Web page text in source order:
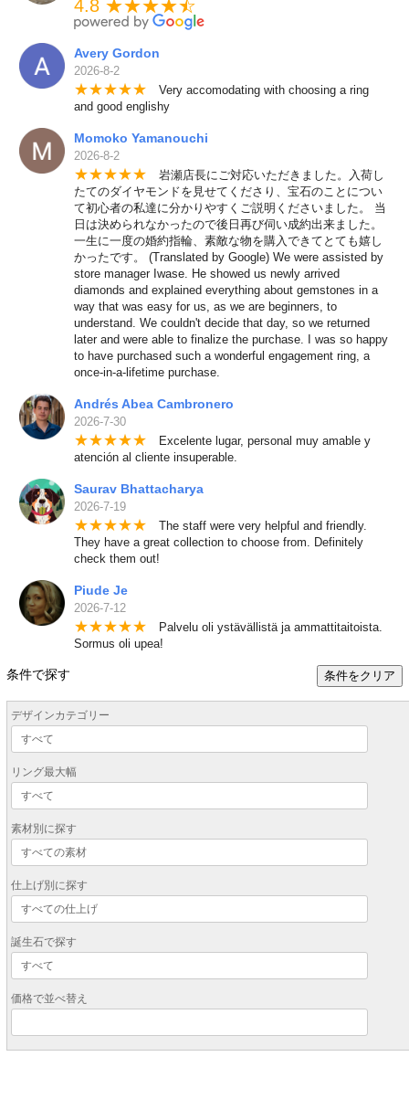
4.8 ★★★★★
☆
Avery Gordon
2026-8-2
★★★★★ Very accomodating with choosing a ring
and good englishy
Momoko Yamanouchi
2026-8-2
★★★★★ 岩瀬店長にご対応いただきました。入荷し
たてのダイヤモンドを見せてくださり、宝石のことについ
て初心者の私達に分かりやすくご説明くださいました。 当
日は決められなかったので後日再び伺い成約出来ました。
一生に一度の婚約指輪、素敵な物を購入できてとても嬉し
かったです。 (Translated by Google) We were assisted by
store manager Iwase. He showed us newly arrived
diamonds and explained everything about gemstones in a
way that was easy for us, as we are beginners, to
understand. We couldn't decide that day, so we returned
later and were able to finalize the purchase. I was so happy
to have purchased such a wonderful engagement ring, a
once-in-a-lifetime purchase.
Andrés Abea Cambronero
2026-7-30
★★★★★ Excelente lugar, personal muy amable y
atención al cliente insuperable.
Saurav Bhattacharya
2026-7-19
★★★★★ The staff were very helpful and friendly.
They have a great collection to choose from. Definitely
check them out!
Piude Je
2026-7-12
★★★★★ Palvelu oli ystävällistä ja ammattitaitoista.
Sormus oli upea!
条件で探す 条件をクリア
デザインカテゴリー
リング最大幅
素材別に探す
仕上げ別に探す
誕生石で探す
価格で並べ替え